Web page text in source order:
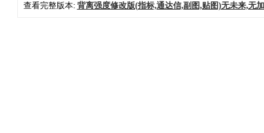
查看完整版本: 背离强度修改版(指标,通达信,副图,贴图)无未来,无